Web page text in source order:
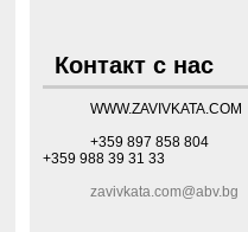
Контакт с нас
WWW.ZAVIVKATA.COM
+359 897 858 804
+359 988 39 31 33
zavivkata.com@abv.bg